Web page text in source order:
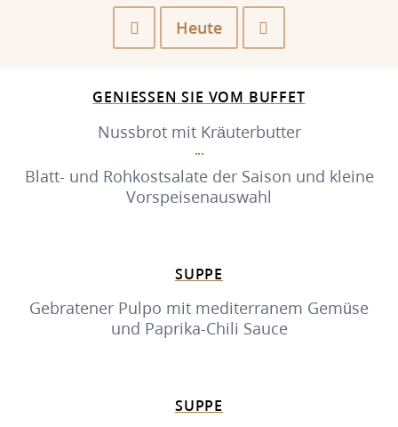
Heute
GENIESSEN SIE VOM BUFFET
Nussbrot mit Kräuterbutter
Blatt- und Rohkostsalate der Saison und kleine
Vorspeisenauswahl
SUPPE
Gebratener Pulpo mit mediterranem Gemüse
und Paprika-Chili Sauce
SUPPE